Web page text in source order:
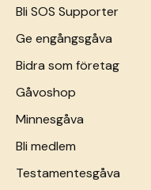
Bli SOS Supporter
Ge engångsgåva
Bidra som företag
Gåvoshop
Minnesgåva
Bli medlem
Testamentesgåva